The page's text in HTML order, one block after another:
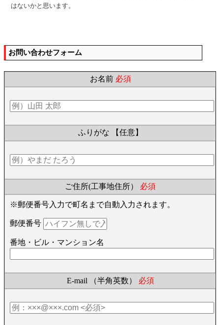
はないかと思います。
お問い合わせフォーム
お名前 必須
ふりがな 【任意】
ご住所(工事地住所） 必須
※郵便番号入力で町名まで自動入力されます。
郵便番号
番地・ビル・マンション名
E-mail （半角英数） 必須